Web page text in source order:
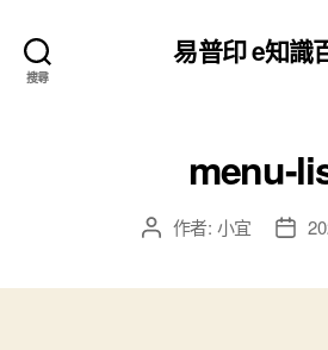
搜尋
易普印 e知識
menu-
文 作者: 小宜
文